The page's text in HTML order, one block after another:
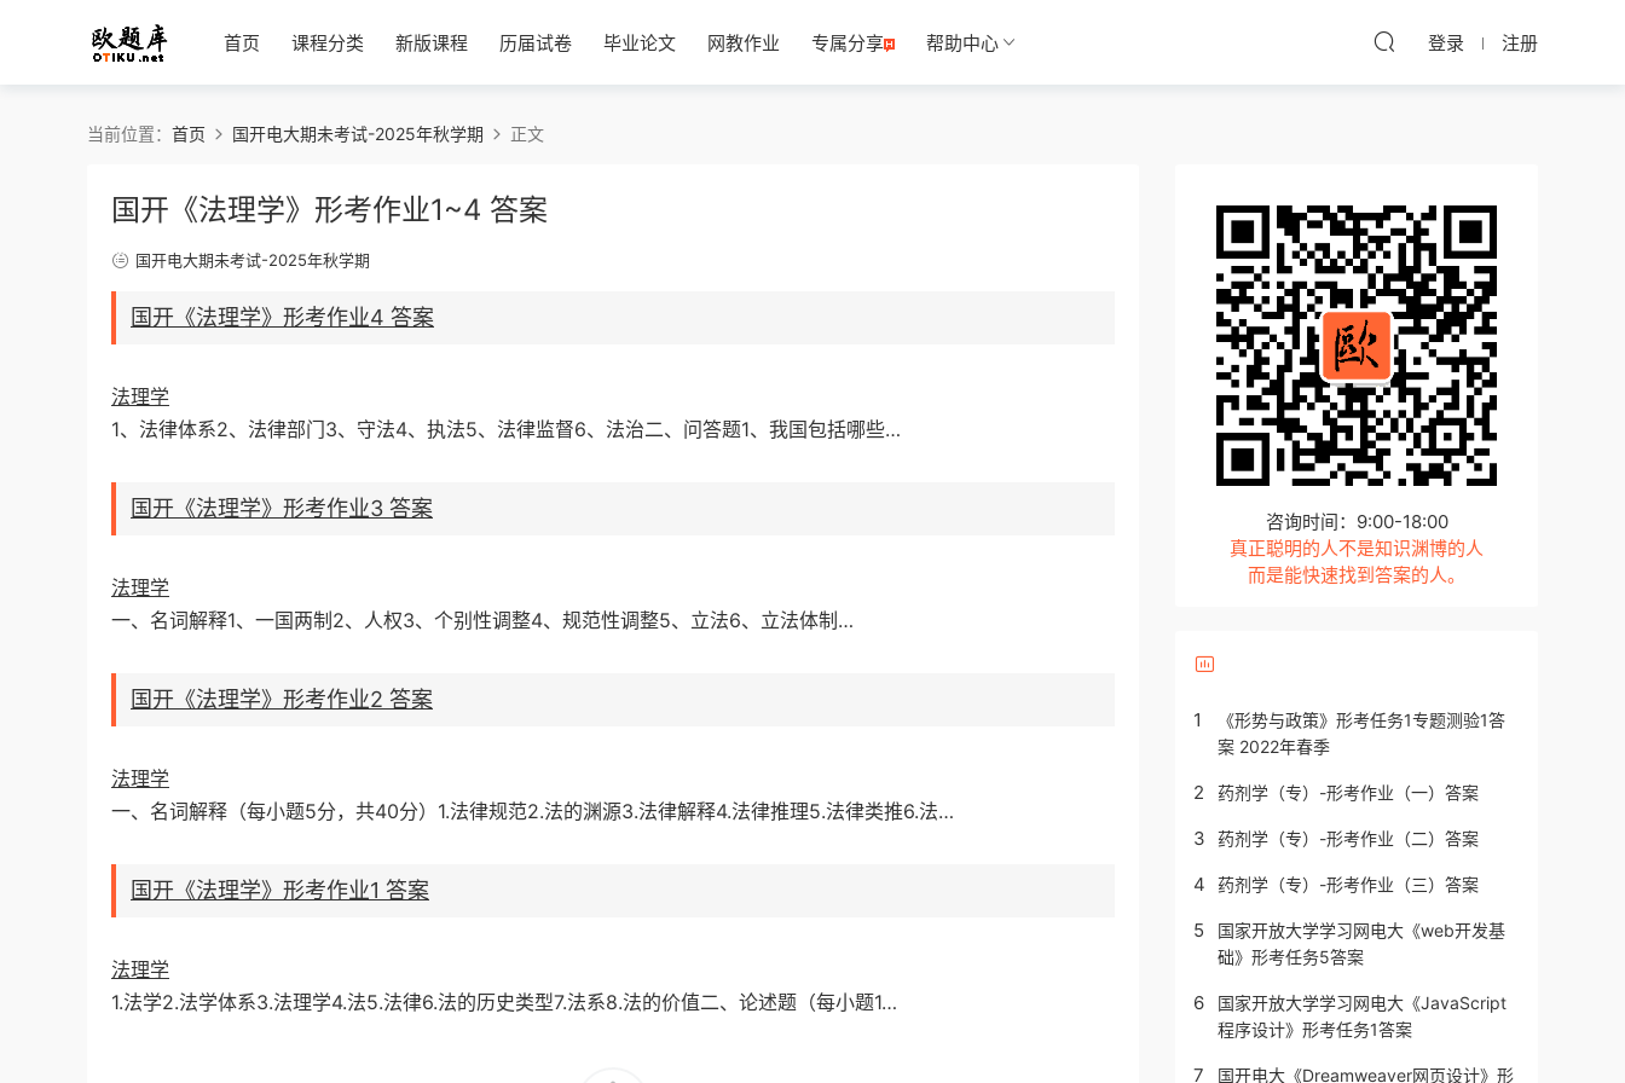
首页 课程分类 新版课程 历届试卷 毕业论文 网教作业 专属分享 帮助中心 登录 注册
当前位置： 首页 国开电大期未考试-2025年秋学期 正文
国开《法理学》形考作业1~4 答案
国开电大期未考试-2025年秋学期
国开《法理学》形考作业4 答案
法理学
1、法律体系2、法律部门3、守法4、执法5、法律监督6、法治二、问答题1、我国包括哪些…
国开《法理学》形考作业3 答案
法理学
一、名词解释1、一国两制2、人权3、个别性调整4、规范性调整5、立法6、立法体制…
国开《法理学》形考作业2 答案
法理学
一、名词解释（每小题5分，共40分）1.法律规范2.法的渊源3.法律解释4.法律推理5.法律类推6.法…
国开《法理学》形考作业1 答案
法理学
1.法学2.法学体系3.法理学4.法5.法律6.法的历史类型7.法系8.法的价值二、论述题（每小题1…
咨询时间：9:00-18:00
真正聪明的人不是知识渊博的人
而是能快速找到答案的人。
1
《形势与政策》形考任务1专题测验1答
案 2022年春季
2 药剂学（专）-形考作业（一）答案
3 药剂学（专）-形考作业（二）答案
4 药剂学（专）-形考作业（三）答案
5
国家开放大学学习网电大《web开发基
础》形考任务5答案
6
国家开放大学学习网电大《JavaScript
程序设计》形考任务1答案
7 国开电大《Dreamweaver网页设计》形